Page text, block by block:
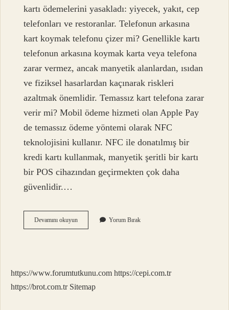
kartı ödemelerini yasakladı: yiyecek, yakıt, cep
telefonları ve restoranlar. Telefonun arkasına
kart koymak telefonu çizer mi? Genellikle kartı
telefonun arkasına koymak karta veya telefona
zarar vermez, ancak manyetik alanlardan, ısıdan
ve fiziksel hasarlardan kaçınarak riskleri
azaltmak önemlidir. Temassız kart telefona zarar
verir mi? Mobil ödeme hizmeti olan Apple Pay
de temassız ödeme yöntemi olarak NFC
teknolojisini kullanır. NFC ile donatılmış bir
kredi kartı kullanmak, manyetik şeritli bir kartı
bir POS cihazından geçirmekten çok daha
güvenlidir.…
Devamını okuyunCep
Telefonu
Yorum Bırak
https://www.forumtutkunu.com https://cepi.com.tr
https://brot.com.tr Sitemap